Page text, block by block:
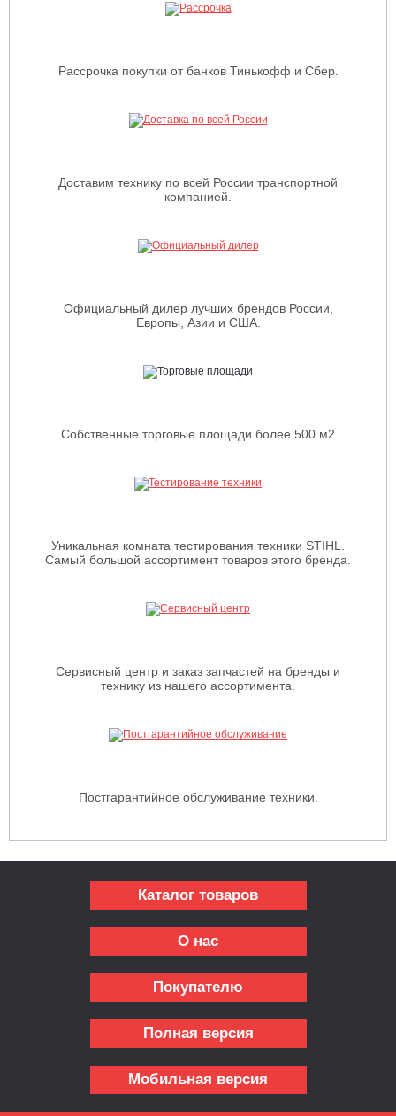
Рассрочка покупки от банков Тинькофф и Сбер.
Доставим технику по всей России транспортной
компанией.
Официальный дилер лучших брендов России,
Европы, Азии и США.
Собственные торговые площади более 500 м2
Уникальная комната тестирования техники STIHL.
Самый большой ассортимент товаров этого бренда.
Сервисный центр и заказ запчастей на бренды и
технику из нашего ассортимента.
Постгарантийное обслуживание техники.
Каталог товаров
О нас
Покупателю
Полная версия
Мобильная версия